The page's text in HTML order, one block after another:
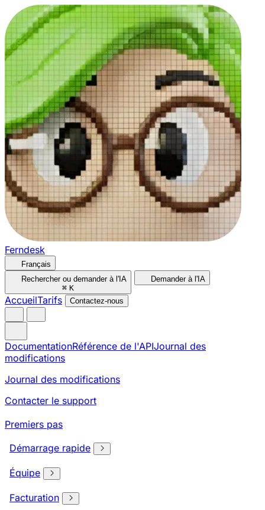
Ferndesk
Français
Rechercher ou demander à l'IA
⌘ K
Demander à l'IA
AccueilTarifs Contactez-nous
DocumentationRéférence de l'APIJournal des
modifications
Journal des modifications
Contacter le support
Premiers pas
Démarrage rapide
Équipe
Facturation